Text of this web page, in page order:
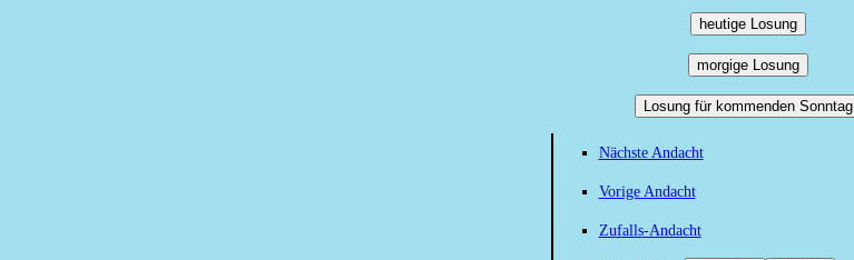
heutige Losung
morgige Losung
Losung für kommenden Sonntag
Nächste Andacht
Vorige Andacht
Zufalls-Andacht